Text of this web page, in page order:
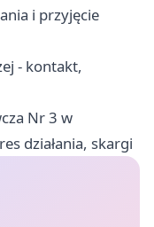
i przyjęcie
- kontakt,
Nr 3 w
działania, skargi